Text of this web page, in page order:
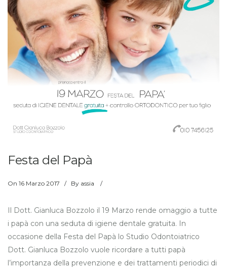
Festa del Papà
On 16 Marzo 2017 / By assia /
Il Dott. Gianluca Bozzolo il 19 Marzo rende omaggio a tutte
i papà con una seduta di igiene dentale gratuita. In
occasione della Festa del Papà lo Studio Odontoiatrico
Dott. Gianluca Bozzolo vuole ricordare a tutti papà
l’importanza della prevenzione e dei trattamenti periodici di